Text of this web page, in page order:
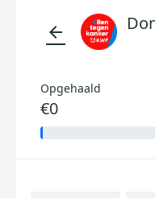
arrow_back
Opgehaald
€0